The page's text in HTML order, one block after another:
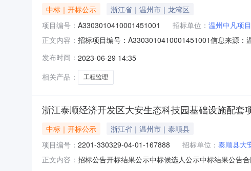
中标｜开标公示
浙江省｜温州市｜龙湾区
项目编号： A3303010410001451001 招标单位： 温州中凡项
正文内容： 招标项目编号：A3303010410001451001信息来源：
目负责人:;报价:0.00元/%;工期:日历天;质量要求:;保证
发布时间： 2023-06-29 14:35
相关产品：
工程监理
浙江泰顺经济开发区大安生态科技园基础设施配
中标｜开标公示
浙江省｜温州市｜泰顺县
项目编号： 2201-330329-04-01-167888 招标单位： 泰顺县大
正文内容： 招标公告开标结果公示中标候选人公示中标结果公告